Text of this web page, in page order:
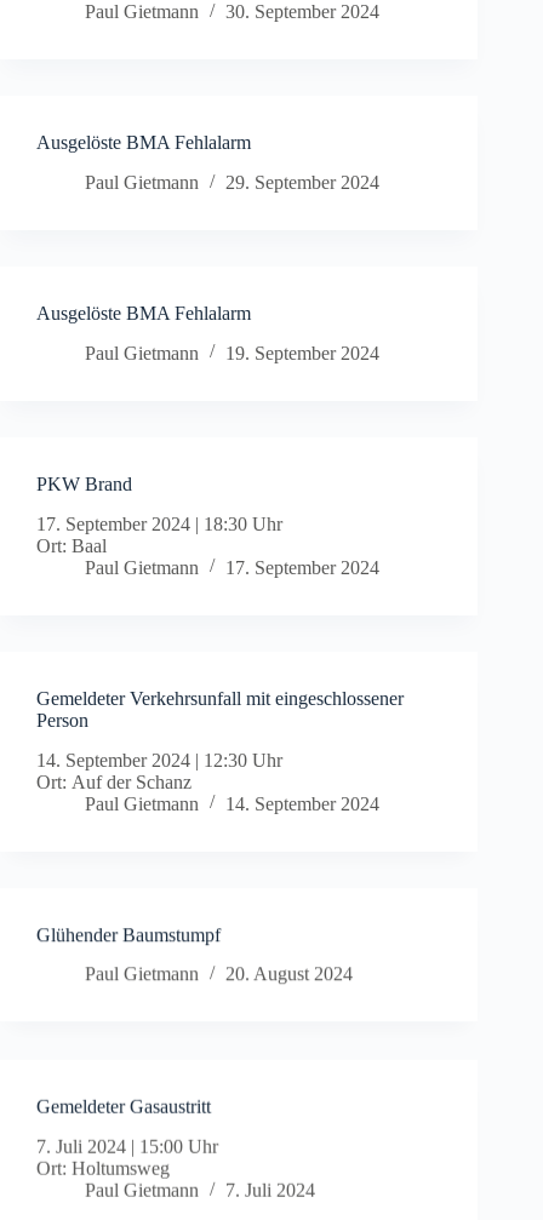
Paul Gietmann
30. September 2024
Ausgelöste BMA Fehlalarm
Paul Gietmann
29. September 2024
Ausgelöste BMA Fehlalarm
Paul Gietmann
19. September 2024
PKW Brand
17. September 2024 | 18:30 Uhr
Ort: Baal
Paul Gietmann
17. September 2024
Gemeldeter Verkehrsunfall mit eingeschlossener
Person
14. September 2024 | 12:30 Uhr
Ort: Auf der Schanz
Paul Gietmann
14. September 2024
Glühender Baumstumpf
Paul Gietmann
20. August 2024
Gemeldeter Gasaustritt
7. Juli 2024 | 15:00 Uhr
Ort: Holtumsweg
Paul Gietmann
7. Juli 2024